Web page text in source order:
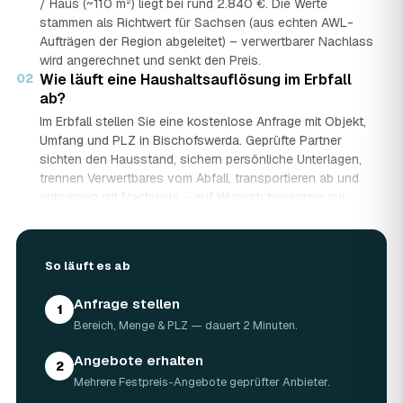
/ Haus (~110 m²) liegt bei rund 2.840 €. Die Werte
stammen als Richtwert für Sachsen (aus echten AWL-
Aufträgen der Region abgeleitet) – verwertbarer Nachlass
wird angerechnet und senkt den Preis.
02 Wie läuft eine Haushaltsauflösung im Erbfall
ab?
Im Erbfall stellen Sie eine kostenlose Anfrage mit Objekt,
Umfang und PLZ in Bischofswerda. Geprüfte Partner
sichten den Hausstand, sichern persönliche Unterlagen,
trennen Verwertbares vom Abfall, transportieren ab und
entsorgen mit Nachweis – auf Wunsch besenrein zur
entscheiden in Ruhe, gerade wenn mehrere Erben beteiligt
Werden Wertgegenstände und Antiquitäten
angerechnet?
Ja. Antiquitäten, Möbel, Schmuck und ganze Sammlungen
aus dem Nachlass werden fachkundig begutachtet und
auf den Preis angerechnet. Bei wertvollem Hausstand
kann die Haushaltsauflösung in Bischofswerda dadurch
nahezu kostenneutral werden – in Einzelfällen bis hin zu
So läuft es ab
1 Anfrage stellen
Bereich, Menge & PLZ — dauert 2 Minuten.
2 Angebote erhalten
Mehrere Festpreis-Angebote geprüfter Anbieter.